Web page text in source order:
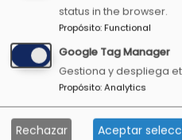
status in the browser.
Propósito:Functional
Google Tag Manager
Gestiona y despliega
Propósito:Analytics
Rechazar Aceptar